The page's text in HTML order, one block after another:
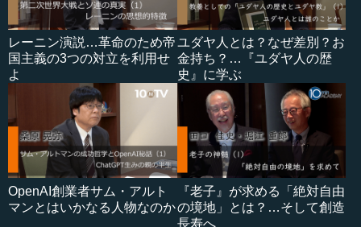
レーニン演説…革命のため帝
国主義の3つの対立を利用せ
よ
ユダヤ人とは？なぜ差別？お
金持ち？…『ユダヤ人の歴
史』に学ぶ
OpenAI創業者サム・アルト
マンとはいかなる人物なのか
『老子』が求める「絶対自由
の境地」とは？…そして創造
長寿へ